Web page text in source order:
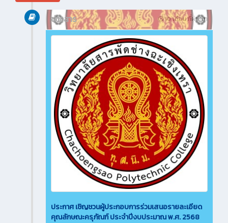
10 เดือน ที่ผ่านมา
ข่าวสาร
ประกาศ เชิญชวนผู้ประกอบการร่วมเสนอรายละเอียด
คุณลักษณะครุภัณฑ์ ประจำปีงบประมาณ พ.ศ. 2568